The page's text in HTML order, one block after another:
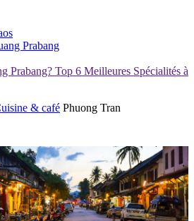
Prabang
Prabang? Top 6 Meilleures Spécialités à
& café Phuong Tran